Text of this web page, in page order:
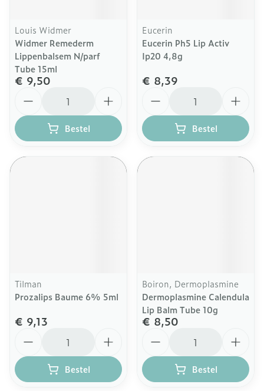
Louis Widmer
Widmer Remederm
Lippenbalsem N/parf
Tube 15ml
€ 9,50
Bestel
Eucerin
Eucerin Ph5 Lip Activ
Ip20 4,8g
€ 8,39
Bestel
Tilman
Prozalips Baume 6% 5ml
€ 9,13
Bestel
Boiron, Dermoplasmine
Dermoplasmine Calendula
Lip Balm Tube 10g
€ 8,50
Bestel